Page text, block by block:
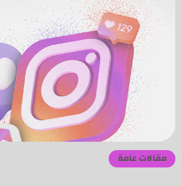
مقالات عامة